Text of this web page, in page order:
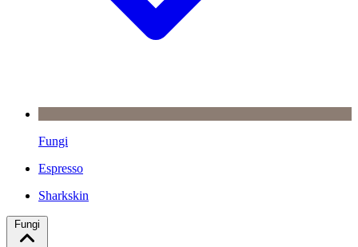
Fungi
Espresso
Sharkskin
Fungi